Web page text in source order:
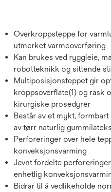
Overkroppsteppe for
utmerket varmeoverføring
Kan brukes ved ryggleie,
robotteknikk og sittende
Multiposisjonsteppet gir
kroppsoverflate(1) og rask
kirurgiske prosedyrer
Består av et mykt,
av tørr naturlig
Perforeringer over hele
konveksjonsvarming
Jevnt fordelte
enhetlig
Bidrar til å vedlikeholde